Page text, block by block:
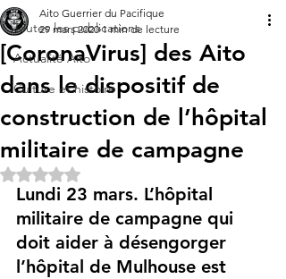
Toutes les publications
Actualité Aito
Culture et histoire
[CoronaVirus] des Aito
dans le dispositif de
construction de l’hôpital
militaire de campagne
Aito Guerrier du Pacifique
29 mars 2020 1 min de lecture
Noté NaN étoiles sur 5.
Lundi 23 mars. L’hôpital
militaire de campagne qui
doit aider à désengorger
l’hôpital de Mulhouse est